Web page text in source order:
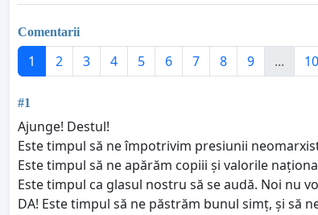
Comentarii
1 2 3 4 5 6 7 8 9 ...
#1
Ajunge! Destul!
Este timpul să ne împotrivim presiunii
Este timpul să ne apărăm copiii și valorile
Este timpul ca glasul nostru să se audă. Noi nu
DA! Este timpul să ne păstrăm bunul simț, și să